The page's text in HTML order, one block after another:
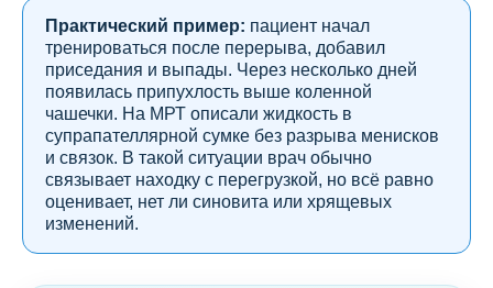
Практический пример: пациент начал
тренироваться после перерыва, добавил
приседания и выпады. Через несколько дней
появилась припухлость выше коленной
чашечки. На МРТ описали жидкость в
супрапателлярной сумке без разрыва менисков
и связок. В такой ситуации врач обычно
связывает находку с перегрузкой, но всё равно
оценивает, нет ли синовита или хрящевых
изменений.